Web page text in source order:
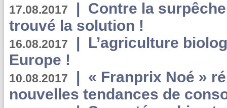
17.08.2017 | Contre la
trouvé la solution !
16.08.2017 | L’agriculture
Europe !
10.08.2017 | « Franprix Noé »
nouvelles tendances de